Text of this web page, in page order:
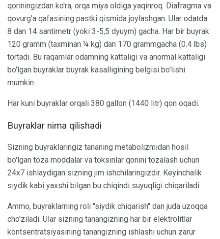
qoriningizdan ko'ra, orqa miya oldiga yaqinroq. Diafragma va
qovurg'a qafasining pastki qismida joylashgan. Ular odatda
8 dan 14 santimetr (yoki 3-5,5 dyuym) gacha. Har bir buyrak
120 gramm (taxminan ¼ kg) dan 170 grammgacha (0.4 lbs)
tortadi. Bu raqamlar odamning kattaligi va anormal kattaligi
bo'lgan buyraklar buyrak kasalligining belgisi bo'lishi
mumkin.
Har kuni buyraklar orqali 380 gallon (1440 litr) qon oqadi.
Buyraklar nima qilishadi
Sizning buyraklaringiz tananing metabolizmidan hosil
bo'lgan toza moddalar va toksinlar qonini tozalash uchun
24x7 ishlaydigan sizning jim ishchilaringizdir. Keyinchalik
siydik kabi yaxshi bilgan bu chiqindi suyuqligi chiqariladi.
Ammo, buyraklarning roli "siydik chiqarish" dan juda uzoqqa
cho'ziladi. Ular sizning tanangizning har bir elektrolitlar
kontsentratsiyasining tanangizning ishlashi uchun zarur